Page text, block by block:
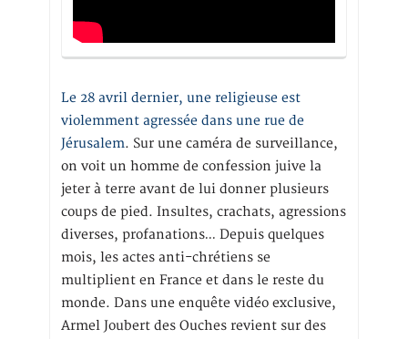
Le 28 avril dernier, une religieuse est
violemment agressée dans une rue de
Jérusalem. Sur une caméra de surveillance,
on voit un homme de confession juive la
jeter à terre avant de lui donner plusieurs
coups de pied. Insultes, crachats, agressions
diverses, profanations… Depuis quelques
mois, les actes anti-chrétiens se
multiplient en France et dans le reste du
monde. Dans une enquête vidéo exclusive,
Armel Joubert des Ouches revient sur des